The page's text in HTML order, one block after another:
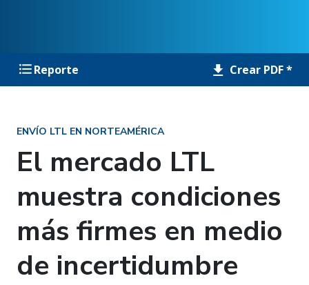
Reporte Crear PDF *
ENVÍO LTL EN NORTEAMÉRICA
El mercado LTL
muestra condiciones
más firmes en medio
de incertidumbre